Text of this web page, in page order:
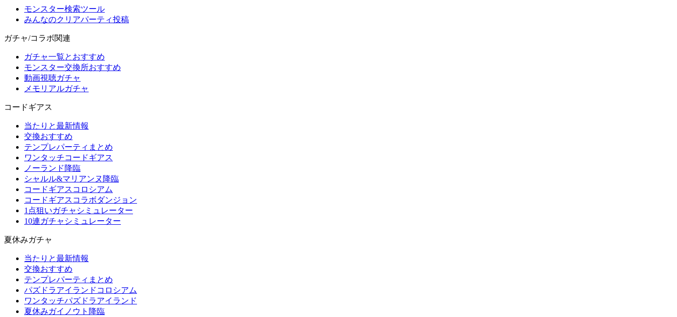
モンスター検索ツール
みんなのクリアパーティ投稿
ガチャ/コラボ関連
ガチャ一覧とおすすめ
モンスター交換所おすすめ
動画視聴ガチャ
メモリアルガチャ
コードギアス
当たりと最新情報
交換おすすめ
テンプレパーティまとめ
ワンタッチコードギアス
ノーランド降臨
シャルル&マリアンヌ降臨
コードギアスコロシアム
コードギアスコラボダンジョン
1点狙いガチャシミュレーター
10連ガチャシミュレーター
夏休みガチャ
当たりと最新情報
交換おすすめ
テンプレパーティまとめ
パズドラアイランドコロシアム
ワンタッチパズドラアイランド
夏休みガイノウト降臨